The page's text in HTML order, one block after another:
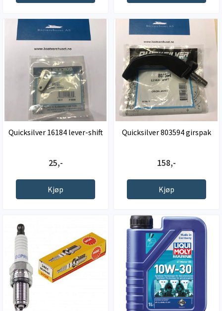
Quicksilver 16184 lever-shift
25,-
Kjøp
Quicksilver 803594 girspak
158,-
Kjøp